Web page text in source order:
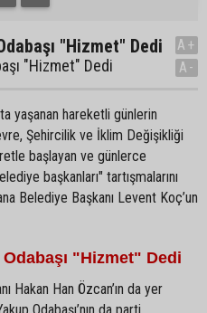
"Hizmet" Dedi
"Hizmet" Dedi
A+
A-
yaşanan hareketli günlerin
Şehircilik ve İklim Değişikliği
başlayan ve günlerce
başkanları" tartışmalarını
Belediye Başkanı Levent Koç’un
"Hizmet" Dedi
Hakan Han Özcan’ın da yer